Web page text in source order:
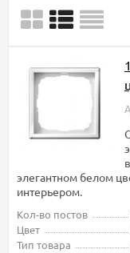
элегантном белом
интерьером.
Кол-во постов
Цвет
Тип товара